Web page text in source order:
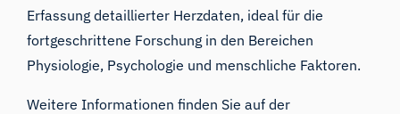
Erfassung detaillierter Herzdaten, ideal für die
fortgeschrittene Forschung in den Bereichen
Physiologie, Psychologie und menschliche Faktoren.
Weitere Informationen finden Sie auf der